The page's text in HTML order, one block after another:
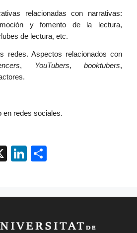
relacionadas con narrativas:
y fomento de la lectura,
de lectura, etc.
redes. Aspectos relacionados con
, YouTubers, booktubers
en redes sociales.
X
Li
e
dI
p
ar